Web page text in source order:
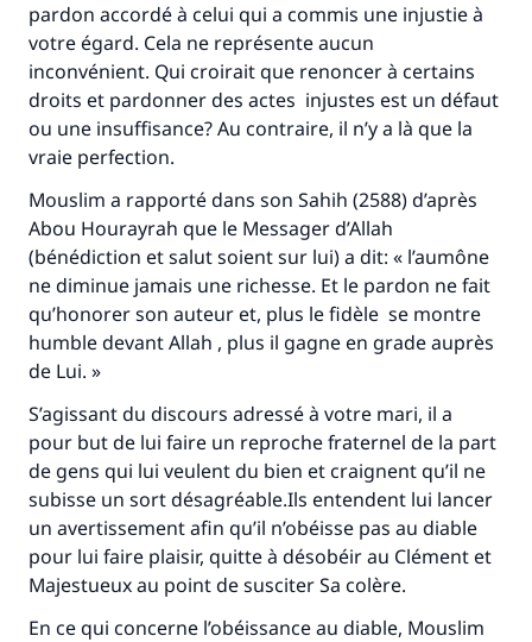
pardon accordé à celui qui a commis une injustie à
votre égard. Cela ne représente aucun
inconvénient. Qui croirait que renoncer à certains
droits et pardonner des actes injustes est un défaut
ou une insuffisance? Au contraire, il n’y a là que la
vraie perfection.
Mouslim a rapporté dans son Sahih (2588) d’après
Abou Hourayrah que le Messager d’Allah
(bénédiction et salut soient sur lui) a dit: « l’aumône
ne diminue jamais une richesse. Et le pardon ne fait
qu’honorer son auteur et, plus le fidèle se montre
humble devant Allah , plus il gagne en grade auprès
de Lui. »
S’agissant du discours adressé à votre mari, il a
pour but de lui faire un reproche fraternel de la part
de gens qui lui veulent du bien et craignent qu’il ne
subisse un sort désagréable.Ils entendent lui lancer
un avertissement afin qu’il n’obéisse pas au diable
pour lui faire plaisir, quitte à désobéir au Clément et
Majestueux au point de susciter Sa colère.
En ce qui concerne l’obéissance au diable, Mouslim
Faites une différence dans la vie de
millions de personnes grâce à votre
contribution
Aidez nous à apporter des réponses.
Le Messager d'Allah (Paix sur lui) a dit:
même récompense que celui qui le fait."
(MOUSLIM 1893)
Soutenez IslamQA